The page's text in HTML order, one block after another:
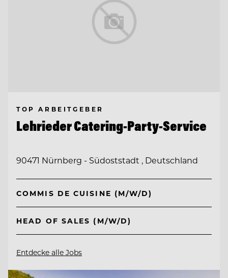
TOP ARBEITGEBER
Lehrieder Catering-Party-Service
90471 Nürnberg - Südoststadt , Deutschland
COMMIS DE CUISINE (M/W/D)
HEAD OF SALES (M/W/D)
Entdecke alle Jobs